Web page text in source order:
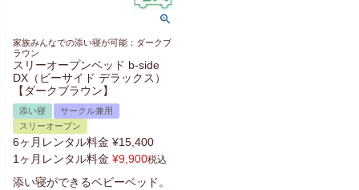
家族みんなでの添い寝が可能：ダークブ
ラウン
スリーオープンベッド b-side
DX（ビーサイド デラックス）
【ダークブラウン】
添い寝
サークル兼用
スリーオープン
6ヶ月レンタル料金 ¥15,400
1ヶ月レンタル料金 ¥9,900税込
添い寝ができるベビーベッド。